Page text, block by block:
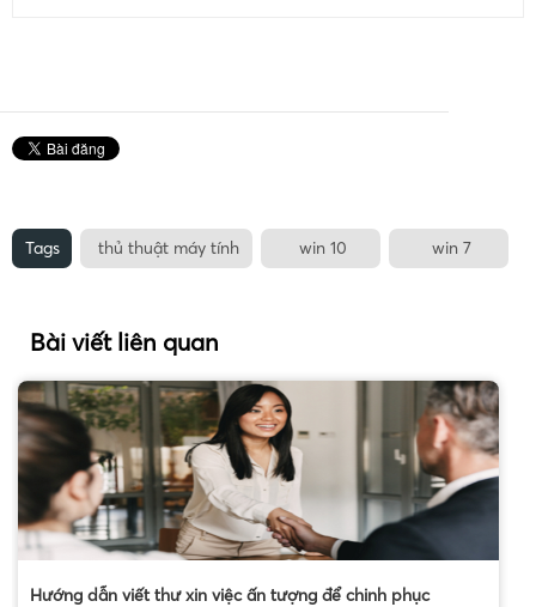
Tags thủ thuật máy tính win 10 win 7
Bài viết liên quan
Hướng dẫn viết thư xin việc ấn tượng để chinh phục